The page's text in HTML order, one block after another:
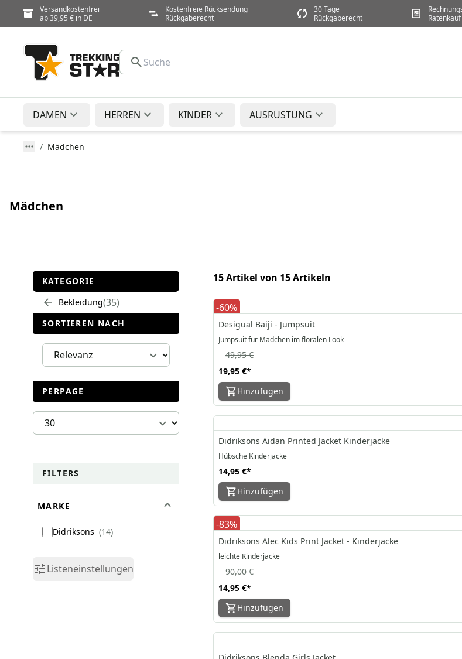
Versandkostenfrei
ab 39,95 € in DE
Kostenfreie Rücksendung
Rückgaberecht
30 Tage
Rückgaberecht
Ratenkauf
DAMEN HERREN KINDER AUSRÜSTUNG
Mädchen
Mädchen
KATEGORIE
Bekleidung 35
SORTIEREN NACH
PERPAGE
FILTERS
MARKE
Didriksons 14
Listeneinstellungen
15 Artikel von 15 Artikeln
-60%
Desigual Baiji - Jumpsuit
Jumpsuit für Mädchen im floralen Look
19,95 €*
49,95 €
Hinzufügen
Didriksons Aidan Printed Jacket Kinderjacke
Hübsche Kinderjacke
14,95 €*
Hinzufügen
-83%
Didriksons Alec Kids Print Jacket - Kinderjacke
leichte Kinderjacke
14,95 €*
90,00 €
Hinzufügen